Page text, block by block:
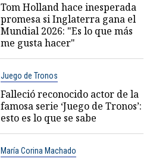
Tom Holland hace inesperada
promesa si Inglaterra gana el
Mundial 2026: "Es lo que más
me gusta hacer"
Juego de Tronos
Falleció reconocido actor de la
famosa serie ‘Juego de Tronos’:
esto es lo que se sabe
María Corina Machado